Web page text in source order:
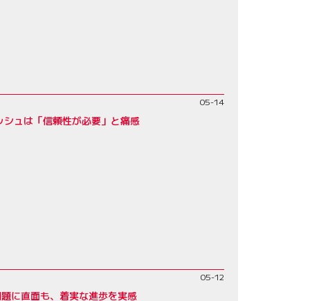
05-14
ュは「信頼性が必要」と痛感
05-12
に直面も、着実な進歩を実感